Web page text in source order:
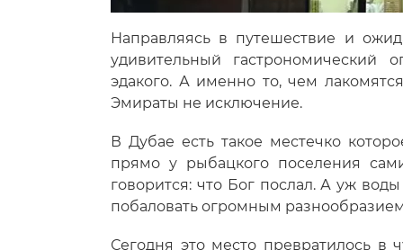
Направляясь в путешествие и
удивительный гастрономический
эдакого. А именно то, чем
Эмираты не исключение.
В Дубае есть такое местечко
прямо у рыбацкого поселения
говорится: что Бог послал. А уж
побаловать огромным
Сегодня это место превратилось в